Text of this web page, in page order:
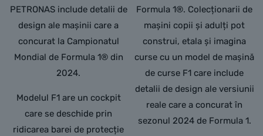
PETRONAS include detalii de
design ale mașinii care a
concurat la Campionatul
Mondial de Formula 1® din
2024.
Modelul F1 are un cockpit
care se deschide prin
ridicarea barei de protecție
Formula 1®. Colecționarii de
mașini copii și adulți pot
construi, etala și imagina
curse cu un model de mașină
de curse F1 care include
detalii de design ale versiunii
reale care a concurat în
sezonul 2024 de Formula 1.